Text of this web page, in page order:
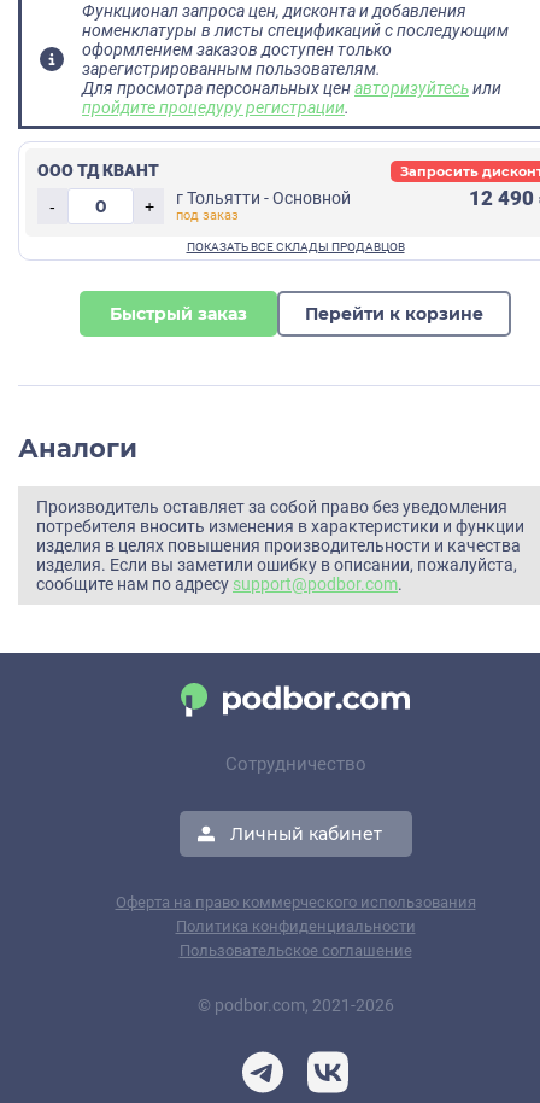
Функционал запроса цен, дисконта и добавления
номенклатуры в листы спецификаций с последующим
оформлением заказов доступен только
зарегистрированным пользователям.
Для просмотра персональных ценавторизуйтесьили
пройдите процедуру регистрации.
ООО ТД КВАНТ
-
+ г Тольятти - Основной 12 490
Запросить
Быстрый заказ Перейти к корзине
Аналоги
Производитель оставляет за собой право без уведомления
потребителя вносить изменения в характеристики и функции
изделия в целях повышения производительности и качества
изделия. Если вы заметили ошибку в описании, пожалуйста,
сообщите нам по адресу support@podbor.com.
Сотрудничество
Личный кабинет
Оферта на право коммерческого использования
Политика конфиденциальности
Пользовательское соглашение
© podbor.com, 2021-2026